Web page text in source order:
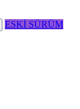
ESKİ SÜRÜM